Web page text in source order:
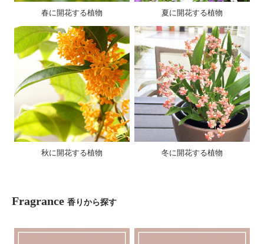
春に開花する植物 夏に開花する植物
秋に開花する植物 冬に開花する植物
Fragrance 香りから探す